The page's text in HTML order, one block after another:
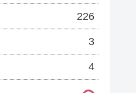
226
3
4